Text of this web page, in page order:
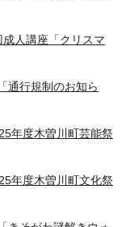
人講座「クリスマ
通行規制のお知ら
年度木曽川町芸能祭
年度木曽川町文化祭